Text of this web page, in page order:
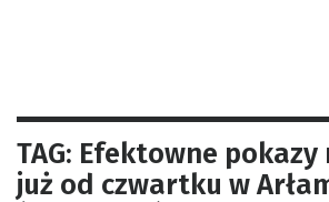
TAG: Efektowne
już od czwartku w